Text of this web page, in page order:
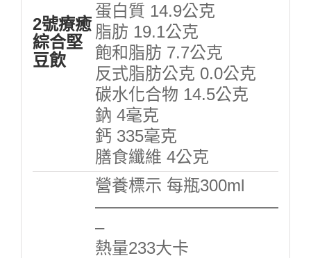
2號療癒
綜合堅
豆飲
蛋白質 14.9公克
脂肪 19.1公克
飽和脂肪 7.7公克
反式脂肪公克 0.0公克
碳水化合物 14.5公克
鈉 4毫克
鈣 335毫克
膳食纖維 4公克
營養標示 每瓶300ml
———————————
–
熱量233大卡